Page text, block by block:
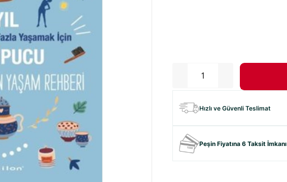
Hızlı ve Güvenli Teslimat
Peşin Fiyatına 6 Taksit İmkanı